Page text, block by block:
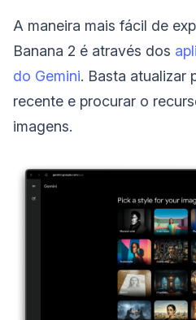
A maneira mais fácil de
Banana 2 é através dos
do Gemini. Basta atualizar
recente e procurar o
imagens.